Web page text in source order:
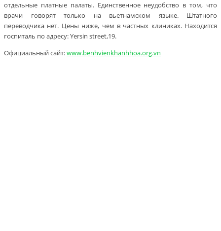
отдельные платные палаты. Единственное неудобство в том, что
врачи говорят только на вьетнамском языке. Штатного
переводчика нет. Цены ниже, чем в частных клиниках. Находится
госпиталь по адресу: Yersin street,19.
Официальный сайт:www.benhvienkhanhhoa.org.vn